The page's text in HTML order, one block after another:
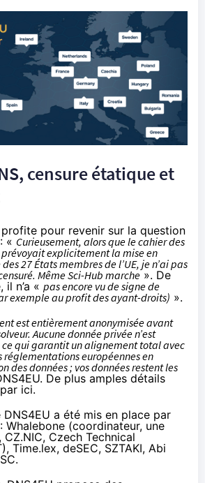
censure étatique et
pour revenir sur la question
« Curieusement, alors que le cahier des
prévoyait explicitement la mise en
27 États membres de l’UE, je n’ai pas
Même Sci-Hub marche». De
il n’a « pas encore vu de signe de
exemple au profit des ayant-droits) ».
est entièrement anonymisée avant
Aucune donnée privée n’est
qui garantit un alignement total avec
réglementations européennes en
des données ; vos données restent les
De plus amples détails
ici.
DNS4EU a été mis en place par
Whalebone (coordinateur, une
Czech Technical
Time.lex, deSEC, SZTAKI, Abi